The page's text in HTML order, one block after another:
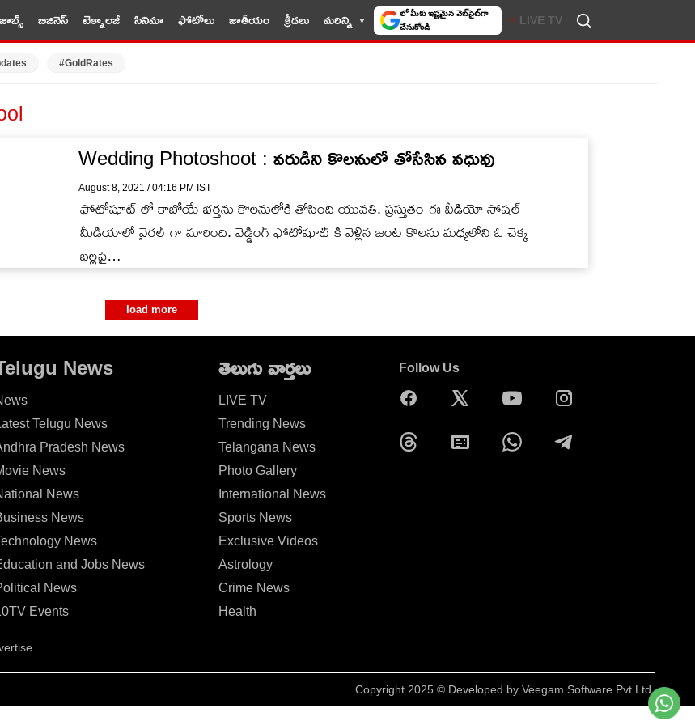
బిజినెస్ టెక్నాలజీ సినిమా ఫోటోలు జాతీయం క్రీడలు మరిన్ని
లో మీకు ఇష్టమైన వెబ్‌సైట్‌గా
చేసుకోండి
LIVE TV
#GoldRates
Wedding Photoshoot : వరుడిని కొలనులో తోసేసిన వధువు
August 8, 2021 / 04:16 PM IST
ఫోటోషూట్ లో కాబోయే భర్తను కొలనులోకి తోసింది యువతి. ప్రస్తుతం ఈ వీడియో సోషల్
మీడియాలో వైరల్ గా మారింది. వెడ్డింగ్ ఫోటోషూట్ కి వెళ్లిన జంట కొలను మధ్యలోని ఓ చెక్క
బల్లపై…
load more
News
Telugu News
Pradesh News
News
News
News
News
and Jobs News
News
Events
తెలుగు వార్తలు
LIVE TV
Trending News
Telangana News
Photo Gallery
International News
Sports News
Exclusive Videos
Astrology
Crime News
Health
Follow Us
Copyright 2025 © Developed by Veegam Software Pvt Ltd.